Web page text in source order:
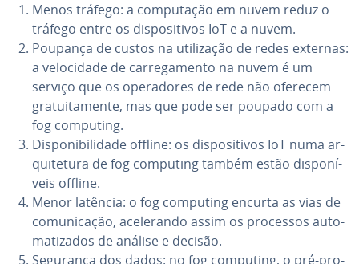
Menos tráfego: a com­pu­ta­ção em nuvem reduz o
tráfego entre os dis­po­si­ti­vos IoT e a nuvem.
Poupança de custos na uti­li­za­ção de redes externas:
a ve­lo­ci­dade de car­re­ga­mento na nuvem é um
serviço que os ope­ra­do­res de rede não oferecem
gra­tui­ta­mente, mas que pode ser poupado com a
fog computing.
Dis­po­ni­bi­li­dade offline: os dis­po­si­ti­vos IoT numa ar­
qui­te­tura de fog computing também estão dis­po­ní­
veis offline.
Menor latência: o fog computing encurta as vias de
co­mu­ni­ca­ção, ace­le­rando assim os processos au­to­
ma­ti­za­dos de análise e decisão.
Segurança dos dados: no fog computing, o pré-pro­